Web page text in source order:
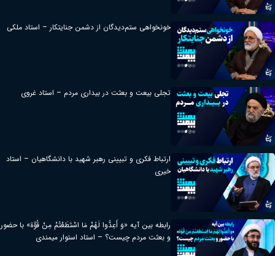
خونخواهی ستم‌دیدگان از دشمن جنایتکار – استاد ملکی
تجلی بیعت و بعثت در بیداری مردم – استاد غروی
ارتباط فکری و تبیینی رهبر شهید با دانشگاهیان – استاد
خیری
رابطه بین آیه «وَ أَعِدُّوا لَهُمْ مَا اسْتَطَعْتُمْ مِنْ قُوَّة» با حضور
و بعثت مردم چیست؟ – استاد استوار میمندی